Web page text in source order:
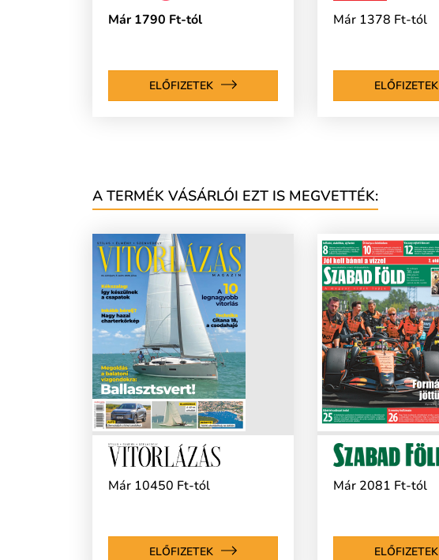
Már 1790 Ft-tól
ELŐFIZETEK
Már 1378 Ft-tól
ELŐFIZETEK
A TERMÉK VÁSÁRLÓI EZT IS MEGVETTÉK:
Már 10450 Ft-tól
ELŐFIZETEK
Már 2081 Ft-tól
ELŐFIZETEK